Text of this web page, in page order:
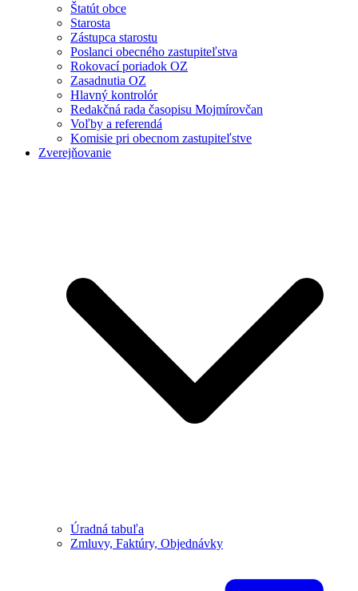
Štatút obce
Starosta
Zástupca starostu
Poslanci obecného zastupiteľstva
Rokovací poriadok OZ
Zasadnutia OZ
Hlavný kontrolór
Redakčná rada časopisu Mojmírovčan
Voľby a referendá
Komisie pri obecnom zastupiteľstve
Zverejňovanie
Úradná tabuľa
Zmluvy, Faktúry, Objednávky